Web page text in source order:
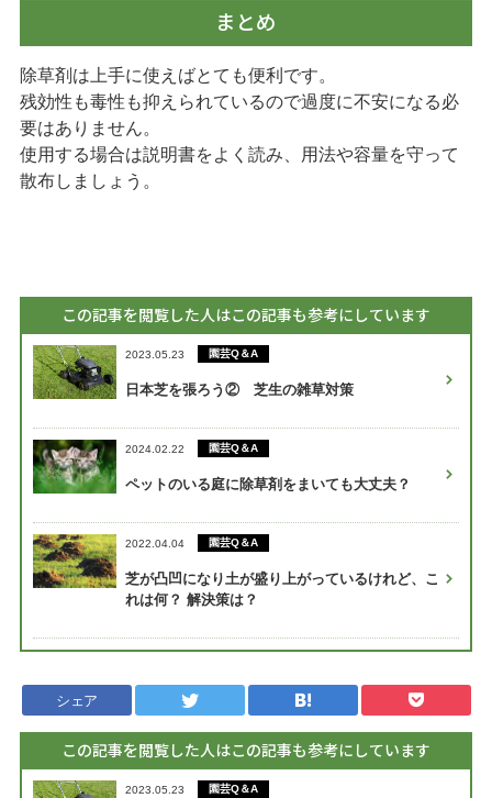
まとめ
除草剤は上手に使えばとても便利です。
残効性も毒性も抑えられているので過度に不安になる必
要はありません。
使用する場合は説明書をよく読み、用法や容量を守って
散布しましょう。
この記事を閲覧した人はこの記事も参考にしています
2023.05.23 園芸Q＆A
日本芝を張ろう② 芝生の雑草対策
2024.02.22 園芸Q＆A
ペットのいる庭に除草剤をまいても大丈夫？
2022.04.04 園芸Q＆A
芝が凸凹になり土が盛り上がっているけれど、こ
れは何？ 解決策は？
シェア
この記事を閲覧した人はこの記事も参考にしています
2023.05.23 園芸Q＆A